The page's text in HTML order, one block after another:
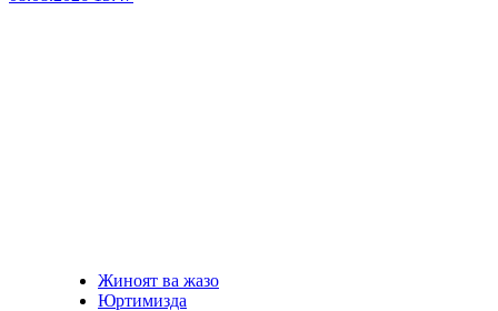
Жиноят ва жазо
Юртимизда